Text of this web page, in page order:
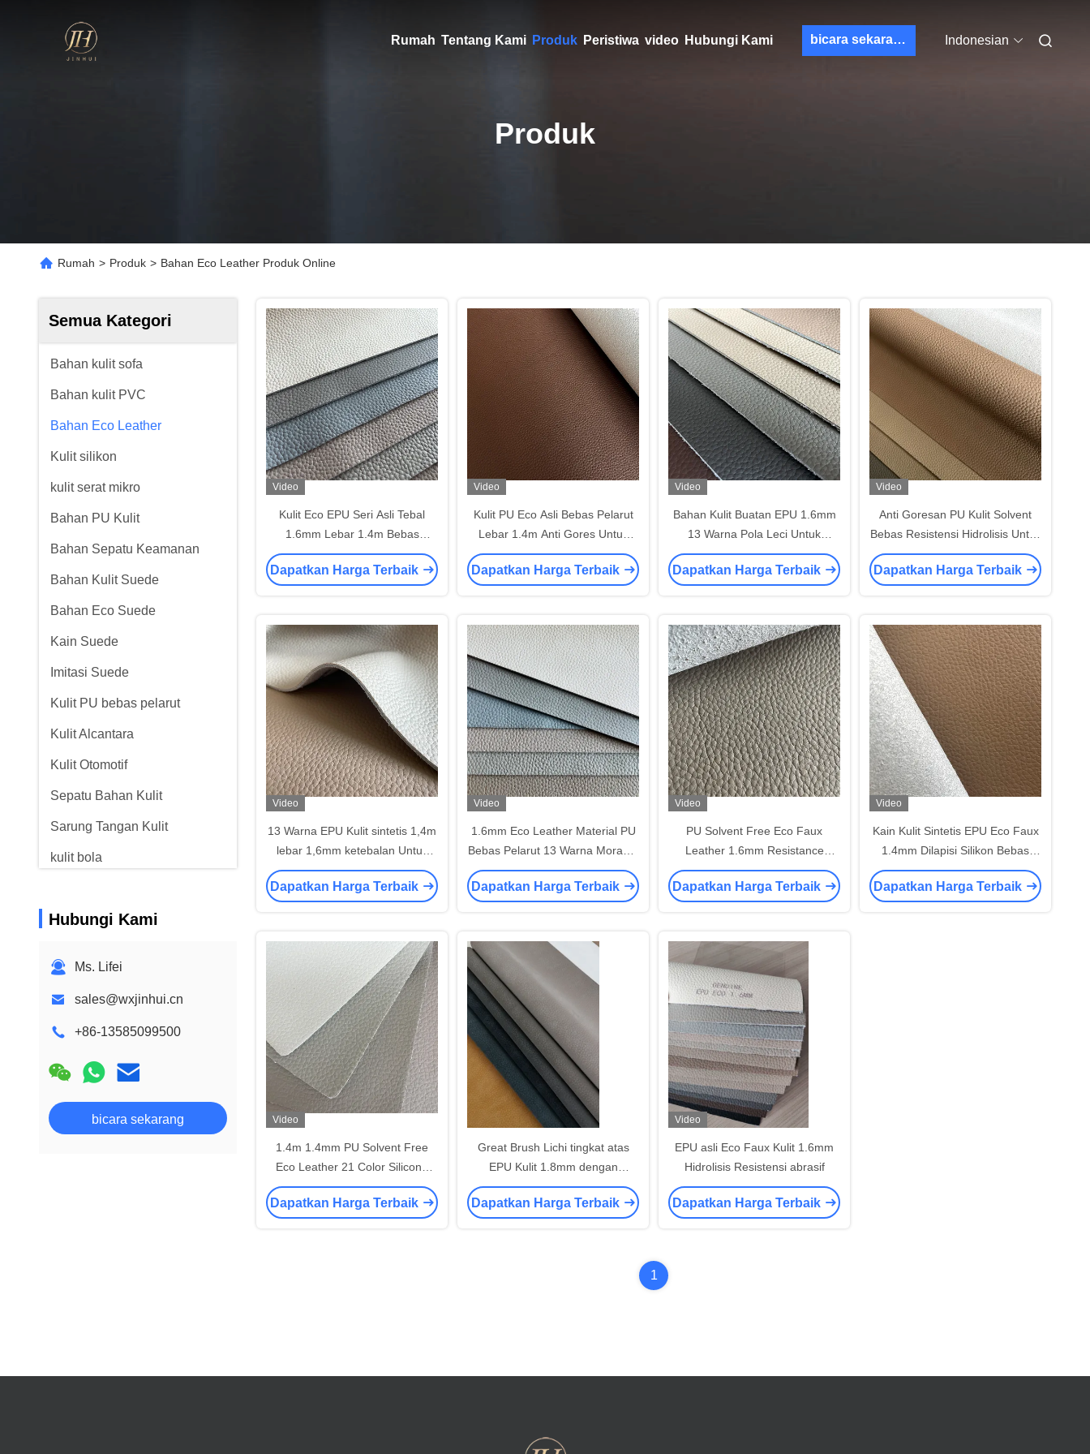
Rumah Tentang Kami Produk Peristiwa video Hubungi Kami bicara sekarang Indonesian
Produk
Rumah > Produk > Bahan Eco Leather Produk Online
Semua Kategori
Bahan kulit sofa
Bahan kulit PVC
Bahan Eco Leather
Kulit silikon
kulit serat mikro
Bahan PU Kulit
Bahan Sepatu Keamanan
Bahan Kulit Suede
Bahan Eco Suede
Kain Suede
Imitasi Suede
Kulit PU bebas pelarut
Kulit Alcantara
Kulit Otomotif
Sepatu Bahan Kulit
Sarung Tangan Kulit
kulit bola
Kain Sofa
Hubungi Kami
Ms. Lifei
sales@wxjinhui.cn
+86-13585099500
bicara sekarang
Video
Kulit Eco EPU Seri Asli Tebal
1.6mm Lebar 1.4m Bebas
Pelarut Untuk Furnitur
Dapatkan Harga Terbaik
Video
Kulit PU Eco Asli Bebas Pelarut
Lebar 1.4m Anti Gores Untuk
Dekorasi Rumah
Dapatkan Harga Terbaik
Video
Bahan Kulit Buatan EPU 1.6mm
13 Warna Pola Leci Untuk
Pelapis Furnitur
Dapatkan Harga Terbaik
Video
Anti Goresan PU Kulit Solvent
Bebas Resistensi Hidrolisis Untuk
Sofa
Dapatkan Harga Terbaik
Video
13 Warna EPU Kulit sintetis 1,4m
lebar 1,6mm ketebalan Untuk
furnitur rumah
Dapatkan Harga Terbaik
Video
1.6mm Eco Leather Material PU
Bebas Pelarut 13 Warna Morandi
Style Litchi Pola
Dapatkan Harga Terbaik
Video
PU Solvent Free Eco Faux
Leather 1.6mm Resistance
Hydrolysis Resistant Abrasion
Resistant
Dapatkan Harga Terbaik
Video
Kain Kulit Sintetis EPU Eco Faux
1.4mm Dilapisi Silikon Bebas
Pelarut Untuk Perabotan Rumah
Dapatkan Harga Terbaik
Video
1.4m 1.4mm PU Solvent Free
Eco Leather 21 Color Silicone
Coated Litchi Pattern Untuk
Dekorasi Rumah
Dapatkan Harga Terbaik
Great Brush Lichi tingkat atas
EPU Kulit 1.8mm dengan
dukungan Alpha beludru
Dapatkan Harga Terbaik
Video
EPU asli Eco Faux Kulit 1.6mm
Hidrolisis Resistensi abrasif
Dapatkan Harga Terbaik
1